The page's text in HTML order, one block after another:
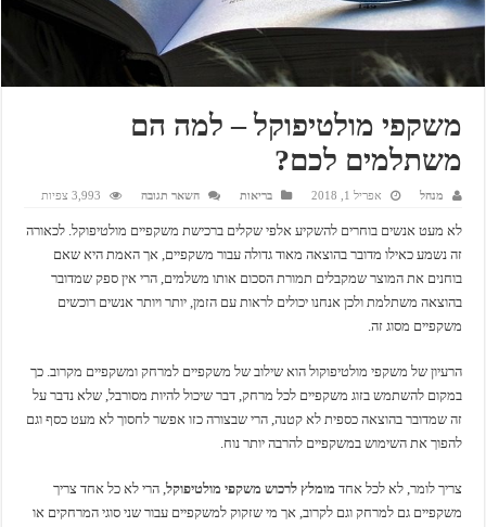
משקפי מולטיפוקל – למה הם
משתלמים לכם?
מנהל אפריל 1, 2018 בריאות השאר תגובה 3,993 צפיות
לא מעט אנשים בוחרים להשקיע אלפי שקלים ברכישת משקפיים מולטיפוקל. לכאורה
זה נשמע כאילו מדובר בהוצאה מאוד גדולה עבור משקפיים, אך האמת היא שאם
בוחנים את המוצר שמקבלים תמורת הסכום אותו משלמים, הרי אין ספק שמדובר
בהוצאה משתלמת ולכן אנחנו יכולים לראות עם הזמן, יותר ויותר אנשים רוכשים
משקפיים מסוג זה.
הרעיון של משקפי מולטיפוקול הוא שילוב של משקפיים למרחק ומשקפיים מקרוב. כך
במקום להשתמש בזוג משקפיים לכל מרחק, דבר שיכול להיות מסורבל, שלא נדבר על
זה שמדובר בהוצאה כספית לא קטנה, הרי שבצורה כזו אפשר לחסוך לא מעט כסף וגם
להפוך את השימוש במשקפיים להרבה יותר נוח.
צריך לומר, לא לכל אחד מומלץ לרכוש משקפי מולטיפוקל, הרי לא כל אחד צריך
משקפיים גם למרחק וגם לקרוב, אך מי שזקוק למשקפיים עבור שני סוגי המרחקים או